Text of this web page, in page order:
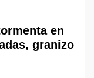
en
granizo